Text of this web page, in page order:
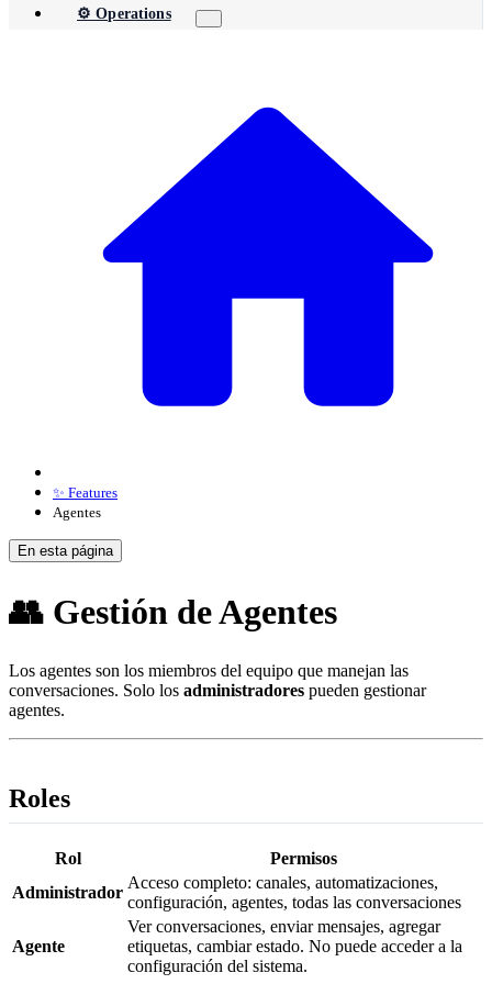
⚙️ Operations
✨ Features
Agentes
En esta página
👥 Gestión de Agentes
Los agentes son los miembros del equipo que manejan las
conversaciones. Solo los administradores pueden gestionar
agentes.
Roles
Rol
Permisos
Administrador
Acceso completo: canales, automatizaciones,
configuración, agentes, todas las conversaciones
Agente
Ver conversaciones, enviar mensajes, agregar
etiquetas, cambiar estado. No puede acceder a la
configuración del sistema.